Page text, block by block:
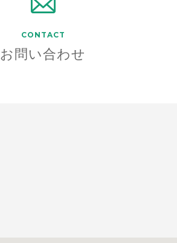
CONTACT
お問い合わせ